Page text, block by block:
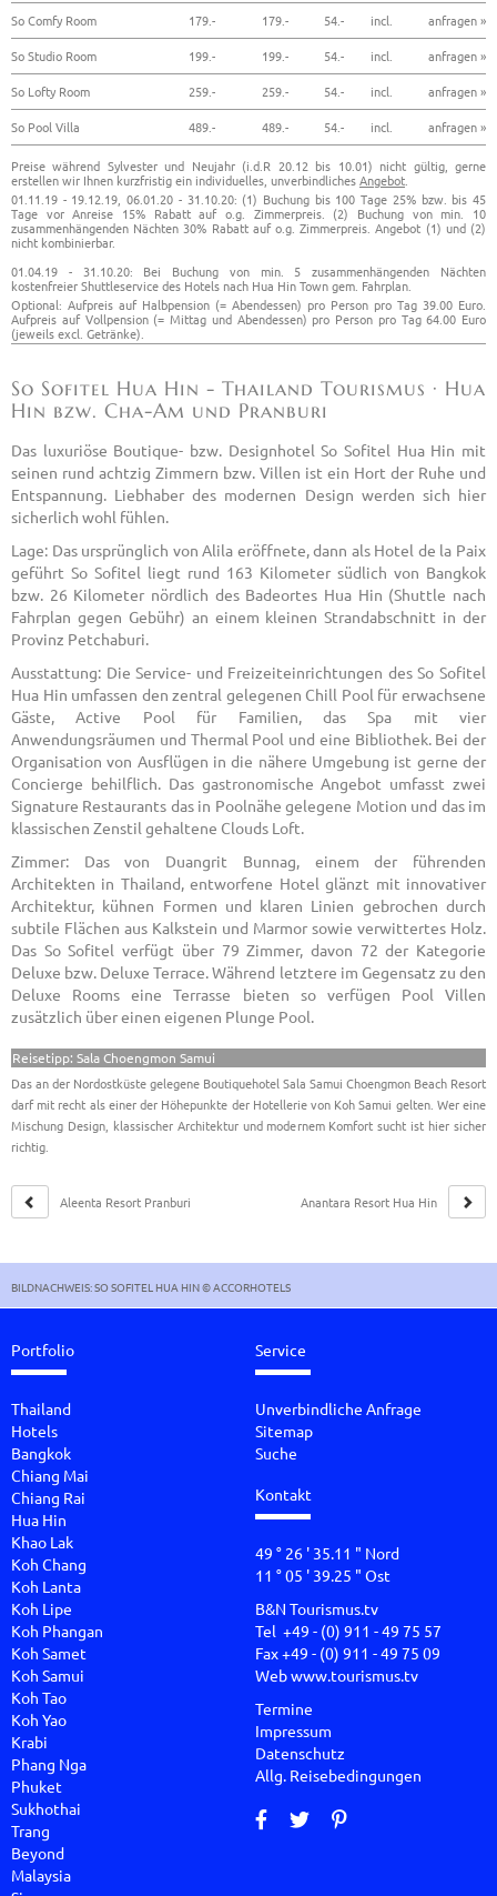
So Comfy Room
179.- 179.- 54.- incl.
anfragen »
So Studio Room
199.- 199.- 54.- incl.
anfragen »
So Lofty Room
259.- 259.- 54.- incl.
anfragen »
So Pool Villa
489.- 489.- 54.- incl. anfragen »
Preise während Sylvester und Neujahr (i.d.R 20.12 bis 10.01) nicht gültig, gerne
erstellen wir Ihnen kurzfristig ein individuelles, unverbindlichesAngebot
01.11.19 - 19.12.19, 06.01.20 - 31.10.20: (1) Buchung bis 100 Tage 25% bzw. bis 45
Tage vor Anreise 15% Rabatt auf o.g. Zimmerpreis. (2) Buchung von min. 10
zusammenhängenden Nächten 30% Rabatt auf o.g. Zimmerpreis. Angebot (1) und (2)
nicht kombinierbar.
01.04.19 - 31.10.20: Bei Buchung von min. 5 zusammenhängenden Nächten
kostenfreier Shuttleservice des Hotels nach Hua Hin Town gem. Fahrplan.
Optional: Aufpreis auf Halbpension (= Abendessen) pro Person pro Tag 39.00 Euro.
Aufpreis auf Vollpension (= Mittag und Abendessen) pro Person pro Tag 64.00 Euro
(jeweils excl. Getränke).
So Sofitel Hua Hin - Thailand Tourismus · Hua
Hin bzw. Cha-Am und Pranburi
Das luxuriöse Boutique- bzw. Designhotel So Sofitel Hua Hin mit
seinen rund achtzig Zimmern bzw. Villen ist ein Hort der Ruhe und
Entspannung. Liebhaber des modernen Design werden sich hier
sicherlich wohl fühlen.
Lage: Das ursprünglich von Alila eröffnete, dann als Hotel de la Paix
geführt So Sofitel liegt rund 163 Kilometer südlich von Bangkok
bzw. 26 Kilometer nördlich des Badeortes Hua Hin (Shuttle nach
Fahrplan gegen Gebühr) an einem kleinen Strandabschnitt in der
Provinz Petchaburi.
Ausstattung: Die Service- und Freizeiteinrichtungen des So Sofitel
Hua Hin umfassen den zentral gelegenen Chill Pool für erwachsene
Gäste, Active Pool für Familien, das Spa mit vier
Anwendungsräumen und Thermal Pool und eine Bibliothek. Bei der
Organisation von Ausflügen in die nähere Umgebung ist gerne der
Concierge behilflich. Das gastronomische Angebot umfasst zwei
Signature Restaurants das in Poolnähe gelegene Motion und das im
klassischen Zenstil gehaltene Clouds Loft.
Zimmer: Das von Duangrit Bunnag, einem der führenden
Architekten in Thailand, entworfene Hotel glänzt mit innovativer
Architektur, kühnen Formen und klaren Linien gebrochen durch
subtile Flächen aus Kalkstein und Marmor sowie verwittertes Holz.
Das So Sofitel verfügt über 79 Zimmer, davon 72 der Kategorie
Deluxe bzw. Deluxe Terrace. Während letztere im Gegensatz zu den
Deluxe Rooms eine Terrasse bieten so verfügen Pool Villen
zusätzlich über einen eigenen Plunge Pool.
Reisetipp: Sala Choengmon Samui
Das an der Nordostküste gelegene Boutiquehotel Sala Samui Choengmon Beach Resort
darf mit recht als einer der Höhepunkte der Hotellerie von Koh Samui gelten. Wer eine
Mischung Design, klassischer Architektur und modernem Komfort sucht ist hier sicher
richtig.
Aleenta Resort Pranburi Anantara Resort Hua Hin
BILDNACHWEIS: SO SOFITEL HUA HIN © ACCORHOTELS
Portfolio
Thailand
Hotels
Bangkok
Chiang Mai
Chiang Rai
Hua Hin
Khao Lak
Koh Chang
Koh Lanta
Koh Lipe
Koh Phangan
Koh Samet
Koh Samui
Koh Tao
Koh Yao
Krabi
Phang Nga
Phuket
Sukhothai
Trang
Beyond
Malaysia
Service
Unverbindliche Anfrage
Sitemap
Suche
Kontakt
49 ° 26 ' 35.11 " Nord
11 ° 05 ' 39.25 " Ost
B&N Tourismus.tv
Tel +49 - (0) 911 - 49 75 57
Fax +49 - (0) 911 - 49 75 09
Webwww.tourismus.tv
Termine
Impressum
Datenschutz
Allg. Reisebedingungen